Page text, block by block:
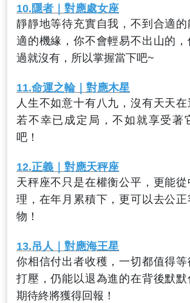
10.隱者 ｜對應處女座
靜靜地等待充實自我，不到合適
適的機緣，你不會輕易不出山的
過就沒有，所以掌握當下吧~
11.命運之輪｜對應木星
人生不如意十有八九，沒有天天
若不幸已成定局，不如就享受著
吧！
12.正義 ｜對應天秤座
天秤座不只是在權衡公平，更能
理，在年月累積下，更可以去公
物！
13.吊人 ｜對應海王星
你相信付出者收穫，一切都值得
打壓，仍能以退為進的在背後默
期待終將獲得回報！